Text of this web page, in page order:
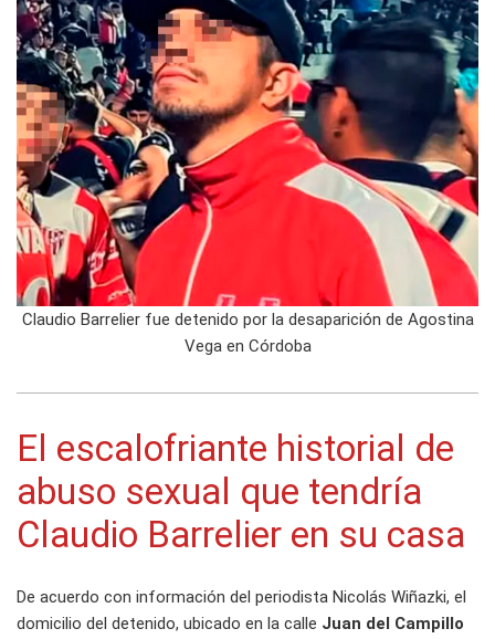
Claudio Barrelier fue detenido por la desaparición de Agostina
Vega en Córdoba
El escalofriante historial de
abuso sexual que tendría
Claudio Barrelier en su casa
De acuerdo con información del periodista Nicolás Wiñazki, el
domicilio del detenido, ubicado en la calle Juan del Campillo